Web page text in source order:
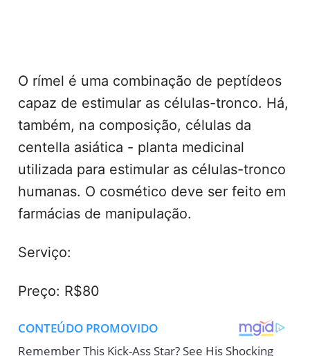
O rímel é uma combinação de peptídeos
capaz de estimular as células-tronco. Há,
também, na composição, células da
centella asiática - planta medicinal
utilizada para estimular as células-tronco
humanas. O cosmético deve ser feito em
farmácias de manipulação.
Serviço:
Preço: R$80